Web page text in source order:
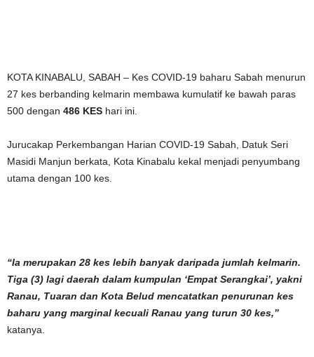
KOTA KINABALU, SABAH – Kes COVID-19 baharu Sabah menurun
27 kes berbanding kelmarin membawa kumulatif ke bawah paras
500 dengan 486 KES hari ini.
Jurucakap Perkembangan Harian COVID-19 Sabah, Datuk Seri
Masidi Manjun berkata, Kota Kinabalu kekal menjadi penyumbang
utama dengan 100 kes.
“Ia merupakan 28 kes lebih banyak daripada jumlah kelmarin.
Tiga (3) lagi daerah dalam kumpulan ‘Empat Serangkai’, yakni
Ranau, Tuaran dan Kota Belud mencatatkan penurunan kes
baharu yang marginal kecuali Ranau yang turun 30 kes,”
katanya.